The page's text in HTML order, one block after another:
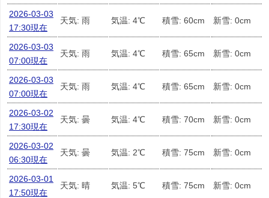
2026-03-03
17:30現在
天気: 雨 気温: 4℃ 積雪: 60cm 新雪: 0cm
2026-03-03
07:00現在
天気: 雨 気温: 4℃ 積雪: 65cm 新雪: 0cm
2026-03-03
07:00現在
天気: 雨 気温: 4℃ 積雪: 65cm 新雪: 0cm
2026-03-02
17:30現在
天気: 曇 気温: 4℃ 積雪: 70cm 新雪: 0cm
2026-03-02
06:30現在
天気: 曇 気温: 2℃ 積雪: 75cm 新雪: 0cm
2026-03-01
17:50現在
天気: 晴 気温: 5℃ 積雪: 75cm 新雪: 0cm